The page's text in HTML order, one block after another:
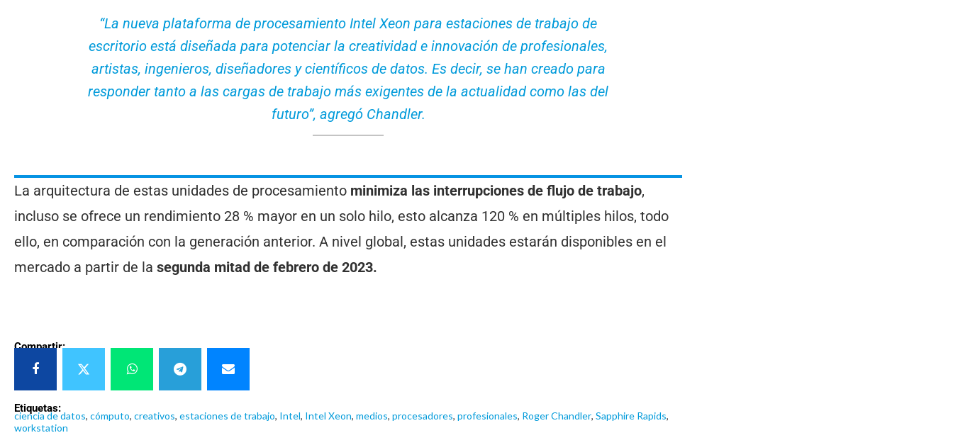
“La nueva plataforma de procesamiento Intel Xeon para estaciones de trabajo de
escritorio está diseñada para potenciar la creatividad e innovación de profesionales,
artistas, ingenieros, diseñadores y científicos de datos. Es decir, se han creado para
responder tanto a las cargas de trabajo más exigentes de la actualidad como las del
futuro”, agregó Chandler.
La arquitectura de estas unidades de procesamiento minimiza las interrupciones de flujo de trabajo,
incluso se ofrece un rendimiento 28 % mayor en un solo hilo, esto alcanza 120 % en múltiples hilos, todo
ello, en comparación con la generación anterior. A nivel global, estas unidades estarán disponibles en el
mercado a partir de la segunda mitad de febrero de 2023.
Compartir:
Etiquetas:
ciencia de datos, cómputo, creativos, estaciones de trabajo, Intel, Intel Xeon, medios, procesadores, profesionales, Roger Chandler, Sapphire Rapids,
workstation